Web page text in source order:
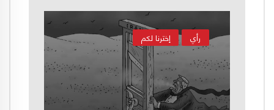
إخترنا لكم رأي